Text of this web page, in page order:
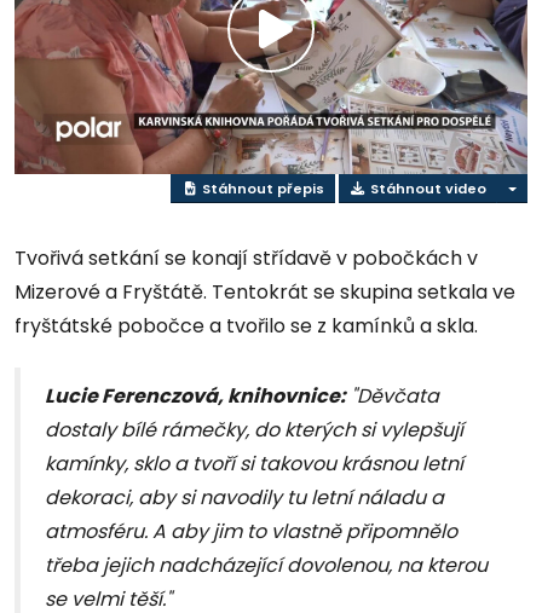
Přehrát
video
Stáhnout přepis Stáhnout video
Tvořivá setkání se konají střídavě v pobočkách v
Mizerové a Fryštátě. Tentokrát se skupina setkala ve
fryštátské pobočce a tvořilo se z kamínků a skla.
Lucie Ferenczová, knihovnice:"Děvčata
dostaly bílé rámečky, do kterých si vylepšují
kamínky, sklo a tvoří si takovou krásnou letní
dekoraci, aby si navodily tu letní náladu a
atmosféru. A aby jim to vlastně připomnělo
třeba jejich nadcházející dovolenou, na kterou
se velmi těší."